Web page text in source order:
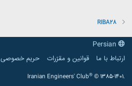
RIBA28
ارتباط با ما
قوانین و مقرّرات حریم خصوصی
Iranian Engineers' Club® © 1385-1401.